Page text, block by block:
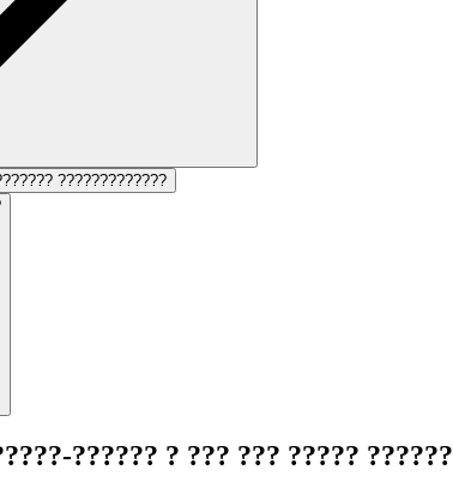
?????????????
?????? ? ??? ??? ?????